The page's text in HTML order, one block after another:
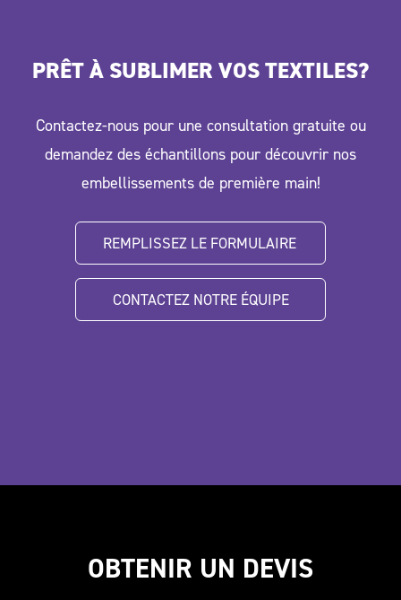
PRÊT À SUBLIMER VOS TEXTILES?
Contactez-nous pour une consultation gratuite ou
demandez des échantillons pour découvrir nos
embellissements de première main!
CONTACTEZ NOTRE ÉQUIPE
OBTENIR UN DEVIS